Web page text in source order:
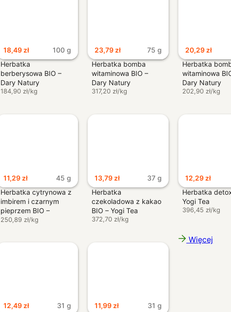
Nowy rewolucyjny sposób logowania
18,49zł
100 g
Herbatka
berberysowa BIO –
Dary Natury
184,90 zł/kg
23,79zł
75 g
Herbatka bomba
witaminowa BIO –
Dary Natury
317,20 zł/kg
20,29zł
Herbatka
witaminowa
Dary Natury
202,90 zł/kg
11,29 zł
45 g
Herbatka cytrynowa z
imbirem i czarnym
pieprzem BIO –
Clipper
250,89 zł/kg
13,79 zł
37 g
Herbatka
czekoladowa z kakao
BIO – Yogi Tea
372,70 zł/kg
12,29 zł
Herbatka
Yogi Tea
396,45 zł/kg
12,49 zł
31 g
11,99 zł
31 g
Więcej